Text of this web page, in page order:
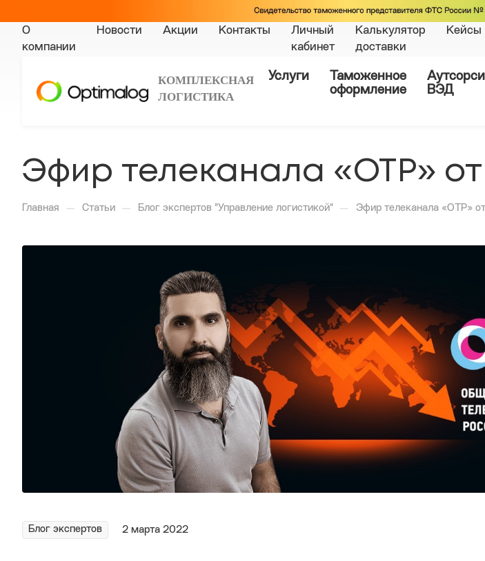
О
компании
Новости Акции Контакты
Личный
кабинет
Калькулятор
доставки
Кейсы
КОМПЛЕКСНАЯ
ЛОГИСТИКА
Услуги
Таможенное
оформление
ВЭД
Эфир телеканала «ОТР» от
Главная — Статьи — Блог экспертов "Управление логистикой" — Эфир телеканала «ОТР»
Блог экспертов 2 марта 2022